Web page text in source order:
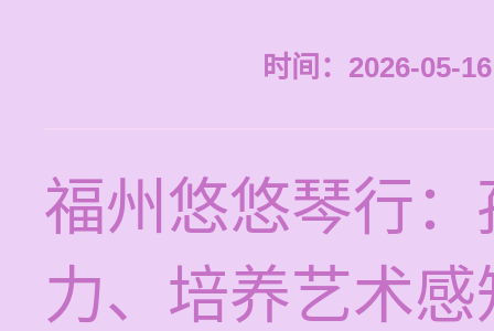
时间：2026-05-
福州悠悠琴行
力、培养艺术